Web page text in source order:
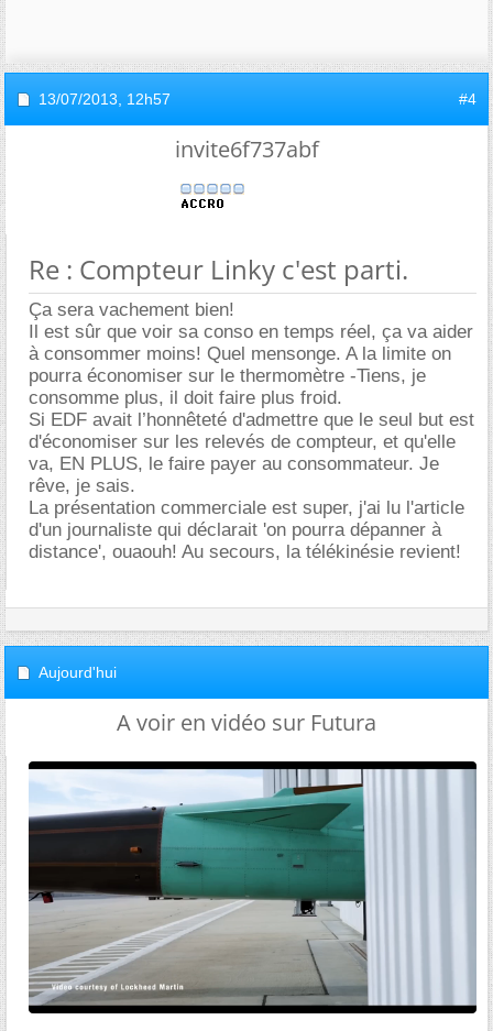
13/07/2013, 12h57 #4
invite6f737abf
Re : Compteur Linky c'est parti.
Ça sera vachement bien!
Il est sûr que voir sa conso en temps réel, ça va aider
à consommer moins! Quel mensonge. A la limite on
pourra économiser sur le thermomètre -Tiens, je
consomme plus, il doit faire plus froid.
Si EDF avait l’honnêteté d'admettre que le seul but est
d'économiser sur les relevés de compteur, et qu'elle
va, EN PLUS, le faire payer au consommateur. Je
rêve, je sais.
La présentation commerciale est super, j'ai lu l'article
d'un journaliste qui déclarait 'on pourra dépanner à
distance', ouaouh! Au secours, la télékinésie revient!
Aujourd'hui
A voir en vidéo sur Futura